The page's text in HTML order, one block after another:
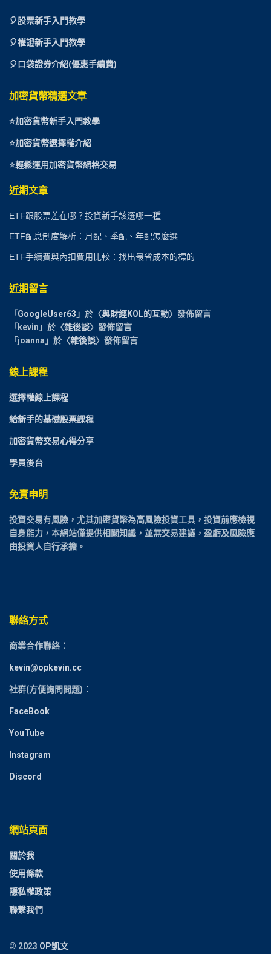
🎈股票新手入門教學
🎈權證新手入門教學
🎈口袋證券介紹(優惠手續費)
加密貨幣精選文章
⭐加密貨幣新手入門教學
⭐加密貨幣選擇權介紹
⭐輕鬆運用加密貨幣網格交易
近期文章
ETF跟股票差在哪？投資新手該選哪一種
ETF配息制度解析：月配、季配、年配怎麼選
ETF手續費與內扣費用比較：找出最省成本的標的
近期留言
「 GoogleUser63 」於〈與財經KOL的互動〉發佈留言
「 kevin 」於〈雜後談〉發佈留言
「 joanna 」於〈雜後談〉發佈留言
線上課程
選擇權線上課程
給新手的基礎股票課程
加密貨幣交易心得分享
學員後台
免責申明
投資交易有風險，尤其加密貨幣為高風險投資工具，投資前應檢視
自身能力，本網站僅提供相關知識，並無交易建議，盈虧及風險應
由投資人自行承擔。
聯絡方式
商業合作聯絡：
kevin@opkevin.cc
社群(方便詢問問題)：
FaceBook
YouTube
Instagram
Discord
網站頁面
關於我
使用條款
隱私權政策
聯繫我們
© 2023 OP凱文